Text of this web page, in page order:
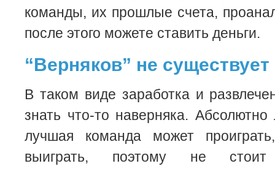
команды, их прошлые счета,
после этого можете ставить деньги.
“Верняков” не существует
В таком виде заработка и
знать что-то наверняка.
лучшая команда может
выиграть, поэтому не